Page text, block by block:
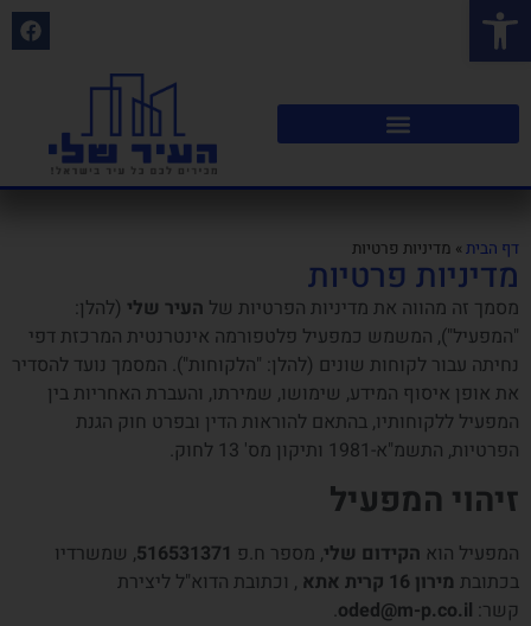
פתח סרגל נגישות
דף הבית » מדיניות פרטיות
מדיניות פרטיות
מסמך זה מהווה את מדיניות הפרטיות של העיר שלי (להלן:
"המפעיל"), המשמש כמפעיל פלטפורמה אינטרנטית המרכזת דפי
נחיתה עבור לקוחות שונים (להלן: "הלקוחות"). המסמך נועד להסדיר
את אופן איסוף המידע, שימושו, שמירתו, והעברת האחריות בין
המפעיל ללקוחותיו, בהתאם להוראות הדין ובפרט חוק הגנת
הפרטיות, התשמ"א-1981 ותיקון מס' 13 לחוק.
זיהוי המפעיל
המפעיל הוא הקידום שלי, מספר ח.פ 516531371, שמשרדיו
בכתובת מירון 16 קרית אתא
, וכתובת הדוא"ל ליצירת
קשר: oded@m-p.co.il
.